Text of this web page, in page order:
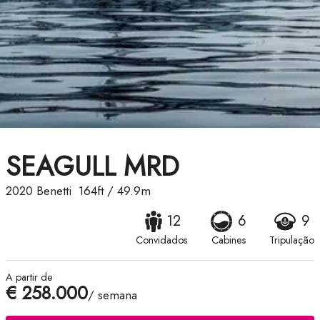
SEAGULL MRD
2020 Benetti 164ft/ 49.9m
12
Convidados
6
Cabines
9
Tripulação
A partir de
€ 258.000/ semana